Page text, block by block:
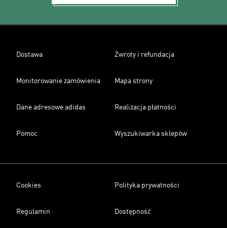
Dostawa Zwroty i refundacja
Monitorowanie zamówienia Mapa strony
Dane adresowe adidas Realizacja płatności
Pomoc Wyszukiwarka sklepów
Cookies Polityka prywatności
Regulamin Dostępność